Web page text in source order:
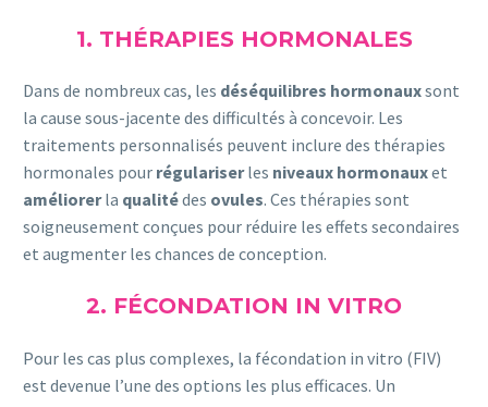
1. THÉRAPIES HORMONALES
Dans de nombreux cas, les déséquilibres hormonauxsont
la cause sous-jacente des difficultés à concevoir. Les
traitements personnalisés peuvent inclure des thérapies
hormonales pour régulariserles niveaux hormonauxet
améliorerla qualitédes ovules. Ces thérapies sont
soigneusement conçues pour réduire les effets secondaires
et augmenter les chances de conception.
2. FÉCONDATION IN VITRO
Pour les cas plus complexes, la fécondation in vitro (FIV)
est devenue l’une des options les plus efficaces. Un